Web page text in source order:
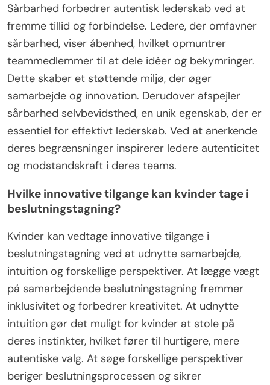
Sårbarhed forbedrer autentisk lederskab ved at
fremme tillid og forbindelse. Ledere, der omfavner
sårbarhed, viser åbenhed, hvilket opmuntrer
teammedlemmer til at dele idéer og bekymringer.
Dette skaber et støttende miljø, der øger
samarbejde og innovation. Derudover afspejler
sårbarhed selvbevidsthed, en unik egenskab, der er
essentiel for effektivt lederskab. Ved at anerkende
deres begrænsninger inspirerer ledere autenticitet
og modstandskraft i deres teams.
Hvilke innovative tilgange kan kvinder tage i
beslutningstagning?
Kvinder kan vedtage innovative tilgange i
beslutningstagning ved at udnytte samarbejde,
intuition og forskellige perspektiver. At lægge vægt
på samarbejdende beslutningstagning fremmer
inklusivitet og forbedrer kreativitet. At udnytte
intuition gør det muligt for kvinder at stole på
deres instinkter, hvilket fører til hurtigere, mere
autentiske valg. At søge forskellige perspektiver
beriger beslutningsprocessen og sikrer